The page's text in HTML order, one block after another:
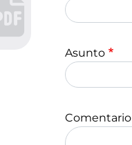
Asunto
Comentario